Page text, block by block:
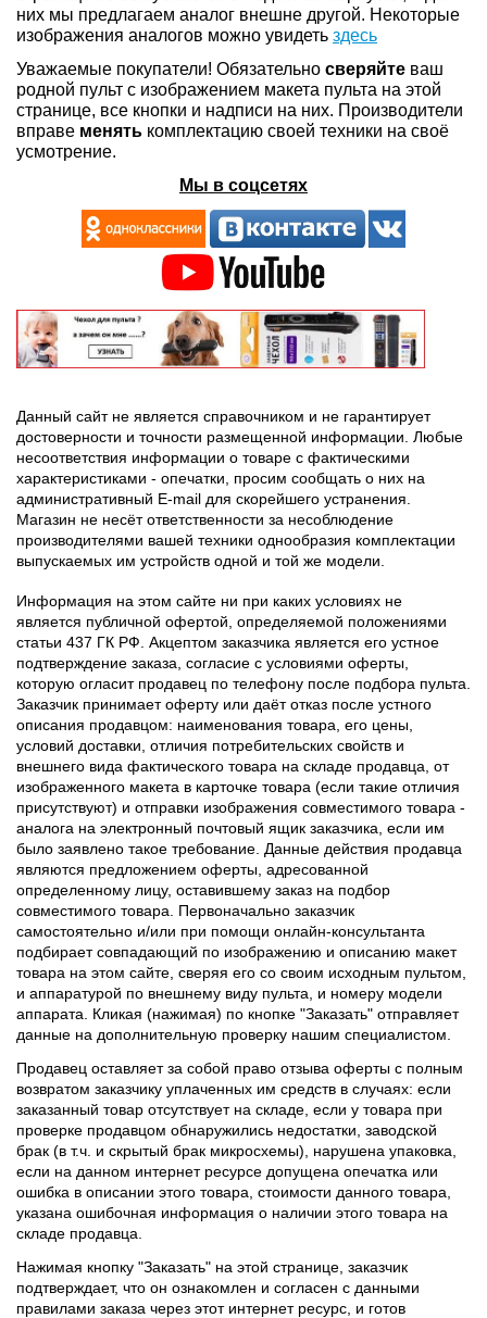
них мы предлагаем аналог внешне другой. Некоторые
изображения аналогов можно увидеть здесь
Уважаемые покупатели! Обязательно сверяйте ваш
родной пульт с изображением макета пульта на этой
странице, все кнопки и надписи на них. Производители
вправе менять комплектацию своей техники на своё
усмотрение.
Мы в соцсетях
Данный сайт не является справочником и не гарантирует
достоверности и точности размещенной информации. Любые
несоответствия информации о товаре с фактическими
характеристиками - опечатки, просим сообщать о них на
административный E-mail для скорейшего устранения.
Магазин не несёт ответственности за несоблюдение
производителями вашей техники однообразия комплектации
выпускаемых им устройств одной и той же модели.
Информация на этом сайте ни при каких условиях не
является публичной офертой, определяемой положениями
статьи 437 ГК РФ. Акцептом заказчика является его устное
подтверждение заказа, согласие с условиями оферты,
которую огласит продавец по телефону после подбора пульта.
Заказчик принимает оферту или даёт отказ после устного
описания продавцом: наименования товара, его цены,
условий доставки, отличия потребительских свойств и
внешнего вида фактического товара на складе продавца, от
изображенного макета в карточке товара (если такие отличия
присутствуют) и отправки изображения совместимого товара -
аналога на электронный почтовый ящик заказчика, если им
было заявлено такое требование. Данные действия продавца
являются предложением оферты, адресованной
определенному лицу, оставившему заказ на подбор
совместимого товара. Первоначально заказчик
самостоятельно и/или при помощи онлайн-консультанта
подбирает совпадающий по изображению и описанию макет
товара на этом сайте, сверяя его со своим исходным пультом,
и аппаратурой по внешнему виду пульта, и номеру модели
аппарата. Кликая (нажимая) по кнопке "Заказать" отправляет
данные на дополнительную проверку нашим специалистом.
Продавец оставляет за собой право отзыва оферты с полным
возвратом заказчику уплаченных им средств в случаях: если
заказанный товар отсутствует на складе, если у товара при
проверке продавцом обнаружились недостатки, заводской
брак (в т.ч. и скрытый брак микросхемы), нарушена упаковка,
если на данном интернет ресурсе допущена опечатка или
ошибка в описании этого товара, стоимости данного товара,
указана ошибочная информация о наличии этого товара на
складе продавца.
Нажимая кнопку "Заказать" на этой странице, заказчик
подтверждает, что он ознакомлен и согласен с данными
правилами заказа через этот интернет ресурс, и готов